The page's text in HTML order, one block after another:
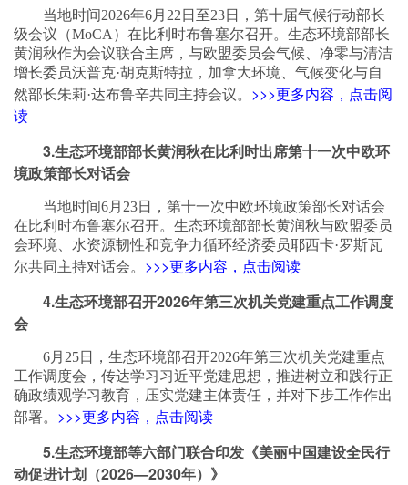
当地时间2026年6月22日至23日，第十届气候行动部长
级会议（MoCA）在比利时布鲁塞尔召开。生态环境部部长
黄润秋作为会议联合主席，与欧盟委员会气候、净零与清洁
增长委员沃普克·胡克斯特拉，加拿大环境、气候变化与自
然部长朱莉·达布鲁辛共同主持会议。 >>>更多内容，点击阅
读
3.生态环境部部长黄润秋在比利时出席第十一次中欧环
境政策部长对话会
当地时间6月23日，第十一次中欧环境政策部长对话会
在比利时布鲁塞尔召开。生态环境部部长黄润秋与欧盟委员
会环境、水资源韧性和竞争力循环经济委员耶西卡·罗斯瓦
尔共同主持对话会。 >>>更多内容，点击阅读
4.生态环境部召开2026年第三次机关党建重点工作调度
会
6月25日，生态环境部召开2026年第三次机关党建重点
工作调度会，传达学习习近平党建思想，推进树立和践行正
确政绩观学习教育，压实党建主体责任，并对下步工作作出
部署。 >>>更多内容，点击阅读
5.生态环境部等六部门联合印发《美丽中国建设全民行
动促进计划（2026—2030年）》